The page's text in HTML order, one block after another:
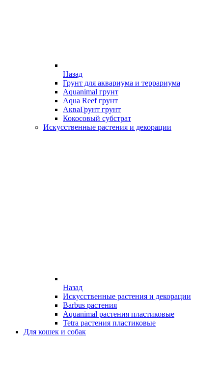
Назад
Грунт для аквариума и террариума
Aquanimal грунт
Aqua Reef грунт
АкваГрунт грунт
Кокосовый субстрат
Искусственные растения и декорации
Назад
Искусственные растения и декорации
Barbus растения
Aquanimal растения пластиковые
Tetra растения пластиковые
Для кошек и собак